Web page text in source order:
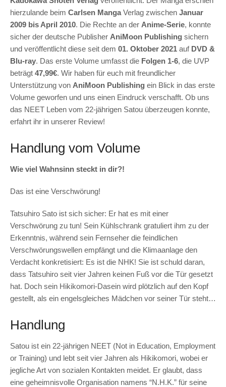
hierzulande beim Carlsen MangaVerlag zwischen Januar
2009 bis April 2010. Die Rechte an der Anime-Serie, konnte
sicher der deutsche Publisher AniMoon Publishing sichern
und veröffentlicht diese seit dem 01. Oktober 2021 aufDVD &
Blu-ray. Das erste Volume umfasst die Folgen 1-6, die UVP
beträgt 47,99€. Wir haben für euch mit freundlicher
Unterstützung von AniMoon Publishing ein Blick in das erste
Volume geworfen und uns einen Eindruck verschafft. Ob uns
das NEET Leben vom 22-jährigen Satou überzeugen konnte,
erfahrt ihr in unserer Review!
Handlung vom Volume
Wie viel Wahnsinn steckt in dir?!
Das ist eine Verschwörung!
Tatsuhiro Sato ist sich sicher: Er hat es mit einer
Verschwörung zu tun! Sein Kühlschrank gratuliert ihm zu der
Erkenntnis, während sein Fernseher die feindlichen
Verschwörungswellen empfängt und die Klimaanlage den
Verdacht konkretisiert: Es ist die NHK! Sie ist schuld daran,
dass Tatsuhiro seit vier Jahren keinen Fuß vor die Tür gesetzt
hat. Doch sein Hikikomori-Dasein wird plötzlich auf den Kopf
gestellt, als ein engelsgleiches Mädchen vor seiner Tür steht…
Handlung
Satou ist ein 22-jährigen NEET (Not in Education, Employment
or Training) und lebt seit vier Jahren als Hikikomori, wobei er
jegliche Art von sozialen Kontakten meidet. Er glaubt, dass
eine geheimnisvolle Organisation namens “N.H.K.” für seine